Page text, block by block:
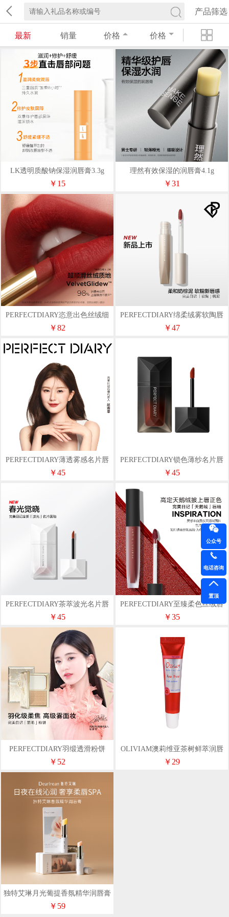
产品筛选
最新 销量 价格 价格
LK透明质酸钠保湿润唇膏3.3g
￥15
理然有效保湿的润唇膏4.1g
￥31
PERFECTDIARY恣意出色丝绒细
管口红0.8g
￥82
PERFECTDIARY绵柔绒雾软陶唇
泥2.5g
￥47
PERFECTDIARY薄透雾感名片唇
釉4g
￥45
PERFECTDIARY锁色薄纱名片唇
釉
￥45
PERFECTDIARY茶萃波光名片唇
釉
￥45
PERFECTDIARY至臻柔色丝绒唇
釉
￥35
PERFECTDIARY羽缎透滑粉饼
￥52
OLIVIAM澳莉维亚茶树鲜萃润唇
膏
￥29
独特艾琳月光葡提香氛精华润唇膏
3g
￥59
公众号
电话咨询
置顶